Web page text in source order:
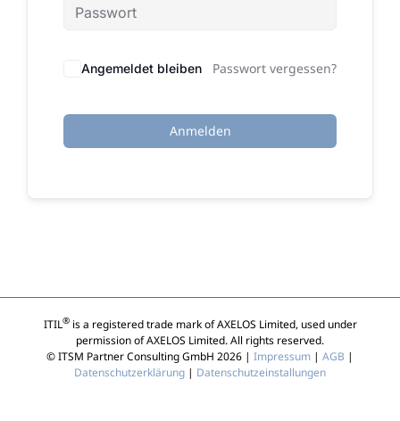
Angemeldet bleiben Passwort vergessen?
Anmelden
ITIL®is a registered trade mark of AXELOS Limited, used under
permission of AXELOS Limited. All rights reserved.
© ITSM Partner Consulting GmbH 2026 | Impressum | AGB |
Datenschutzerklärung | Datenschutzeinstallungen